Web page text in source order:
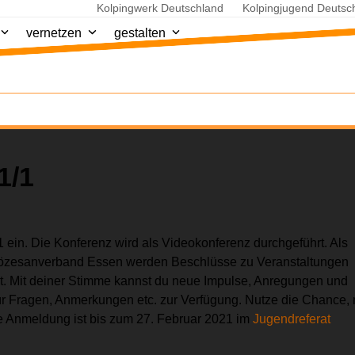
Kolpingwerk Deutschland Kolpingjugend
vernetzen gestalten
1
Die Konferenz wird als Videokonferenz durchgeführt. Als
Essen werden Beschlüsse zu Veranstaltungen
deiner Stimme kannst du neue Impulse, Anregungen und
Fragen, Anmerkungen etc. zur Verfügung. Nutze die Chance,
Anmeldung ist bis zum 27. Februar 2021 imJugendreferat